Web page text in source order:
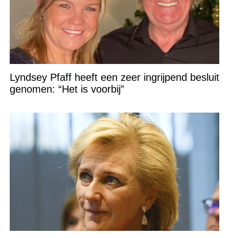
Lyndsey Pfaff heeft een zeer ingrijpend besluit
genomen: “Het is voorbij”